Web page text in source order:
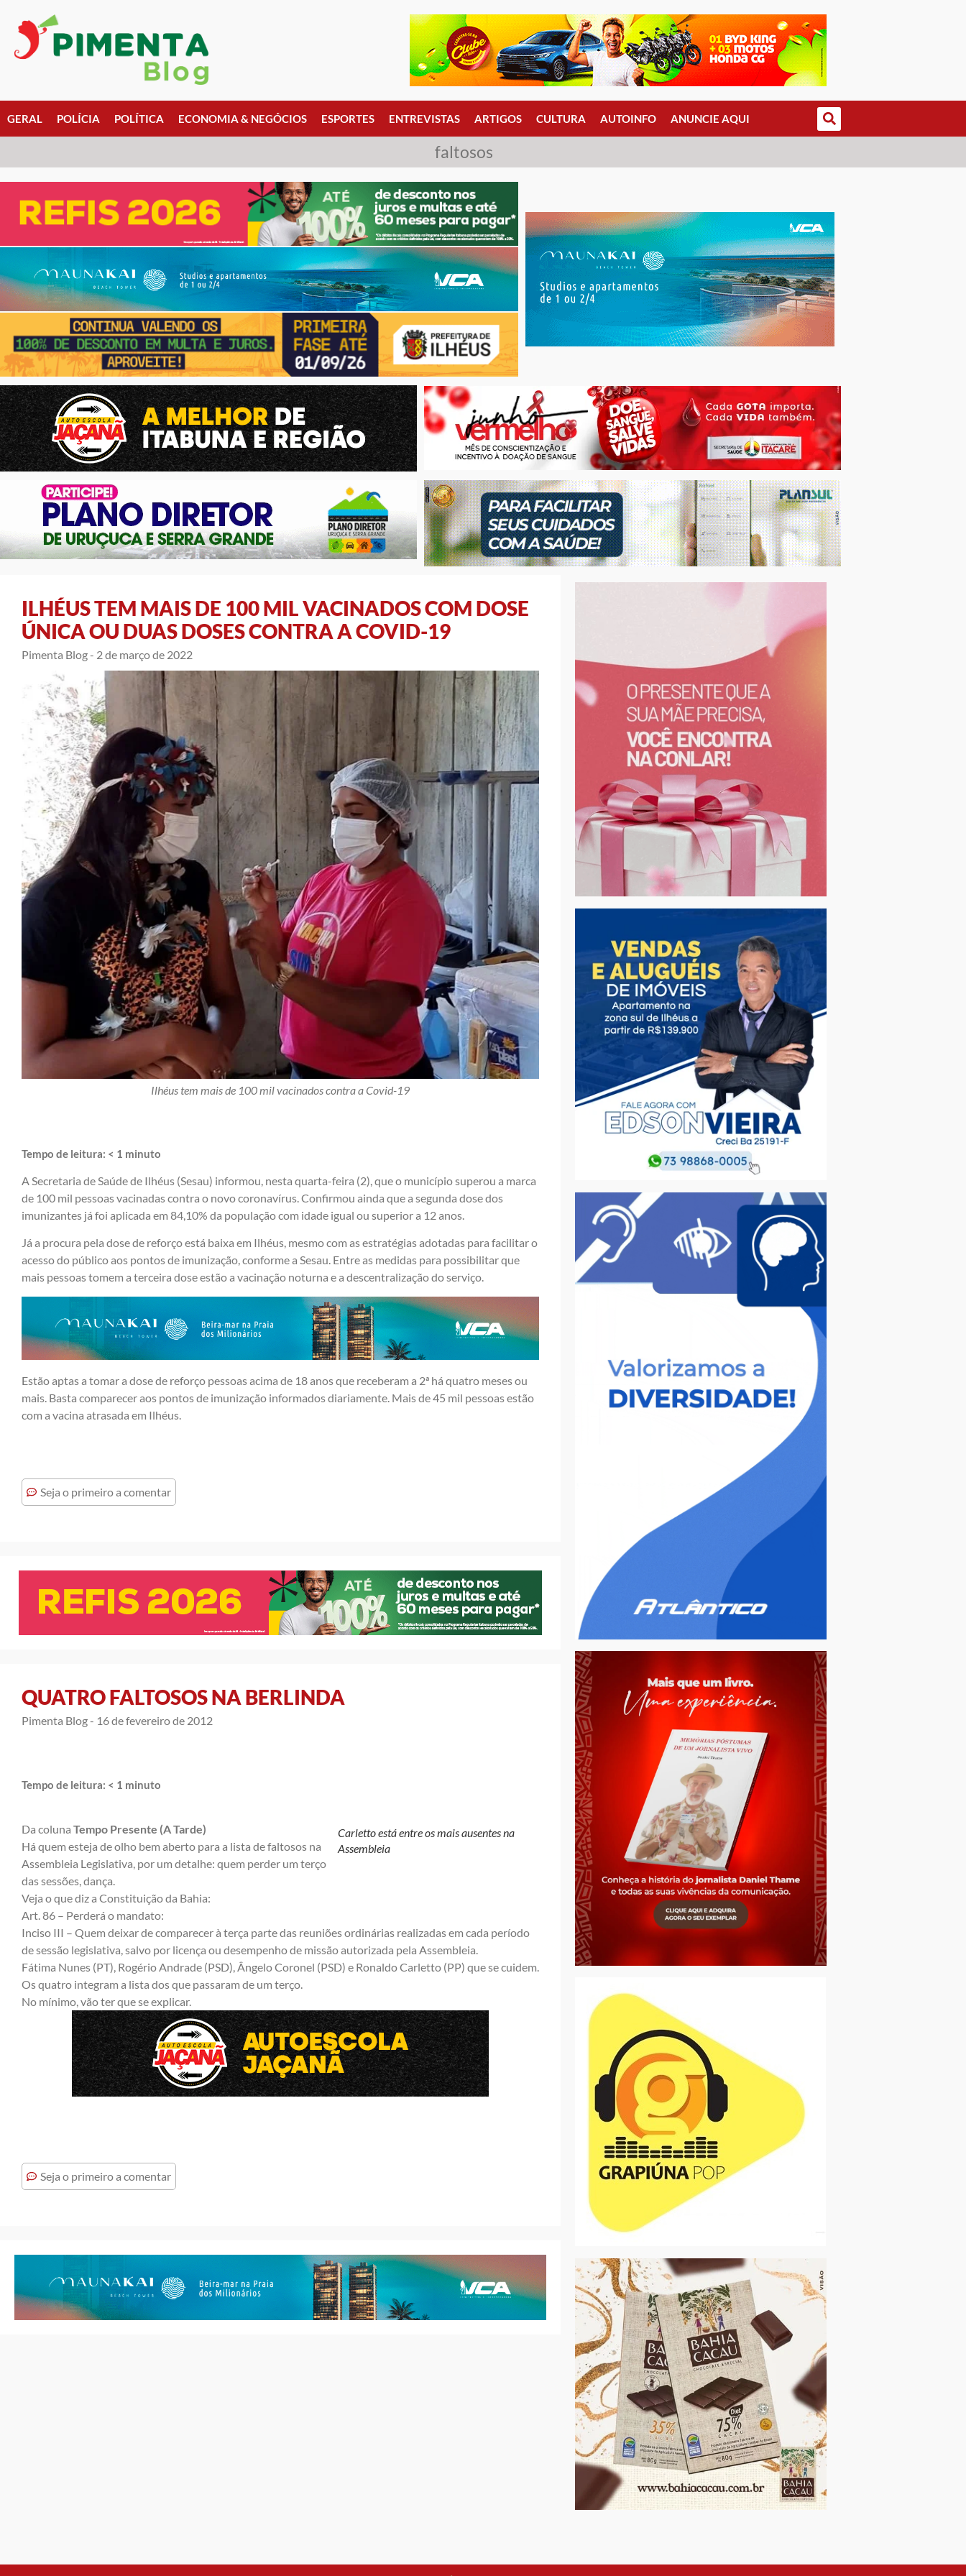
GERAL POLÍCIA POLÍTICA ECONOMIA & NEGÓCIOS ESPORTES ENTREVISTAS ARTIGOS CULTURA AUTOINFO ANUNCIE AQUI
faltosos
ILHÉUS TEM MAIS DE 100 MIL VACINADOS COM DOSE
ÚNICA OU DUAS DOSES CONTRA A COVID-19
Pimenta Blog - 2 de março de 2022
Ilhéus tem mais de 100 mil vacinados contra a Covid-19
Tempo de leitura: < 1 minuto
A Secretaria de Saúde de Ilhéus (Sesau) informou, nesta quarta-feira (2), que o município superou a marca
de 100 mil pessoas vacinadas contra o novo coronavírus. Confirmou ainda que a segunda dose dos
imunizantes já foi aplicada em 84,10% da população com idade igual ou superior a 12 anos.
Já a procura pela dose de reforço está baixa em Ilhéus, mesmo com as estratégias adotadas para facilitar o
acesso do público aos pontos de imunização, conforme a Sesau. Entre as medidas para possibilitar que
mais pessoas tomem a terceira dose estão a vacinação noturna e a descentralização do serviço.
Estão aptas a tomar a dose de reforço pessoas acima de 18 anos que receberam a 2ª há quatro meses ou
mais. Basta comparecer aos pontos de imunização informados diariamente. Mais de 45 mil pessoas estão
com a vacina atrasada em Ilhéus.
Seja o primeiro a comentar
QUATRO FALTOSOS NA BERLINDA
Pimenta Blog - 16 de fevereiro de 2012
Tempo de leitura: < 1 minuto
Carletto está entre os mais ausentes na
Assembleia
Da coluna Tempo Presente (A Tarde)
Há quem esteja de olho bem aberto para a lista de faltosos na
Assembleia Legislativa, por um detalhe: quem perder um terço
das sessões, dança.
Veja o que diz a Constituição da Bahia:
Art. 86 – Perderá o mandato:
Inciso III – Quem deixar de comparecer à terça parte das reuniões ordinárias realizadas em cada período
de sessão legislativa, salvo por licença ou desempenho de missão autorizada pela Assembleia.
Fátima Nunes (PT), Rogério Andrade (PSD), Ângelo Coronel (PSD) e Ronaldo Carletto (PP) que se cuidem.
Os quatro integram a lista dos que passaram de um terço.
No mínimo, vão ter que se explicar.
Seja o primeiro a comentar